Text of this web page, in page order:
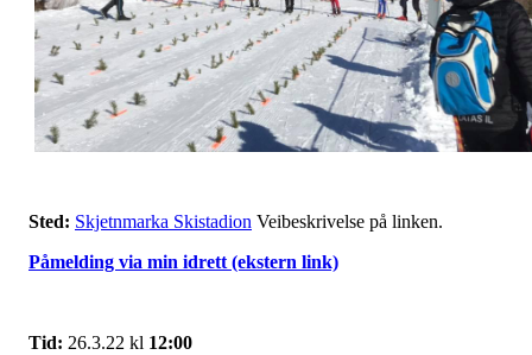
Sted: Skjetnmarka Skistadion Veibeskrivelse på linken.
Påmelding via min idrett (ekstern link)
Tid: 26.3.22 kl 12:00